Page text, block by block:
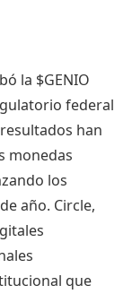
la $GENIO
federal
han
monedas
los
año. Circle,
que